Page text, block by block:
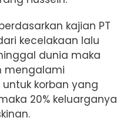
kajian PT
kecelakaan lalu
dunia maka
mengalami
korban yang
20% keluarganya